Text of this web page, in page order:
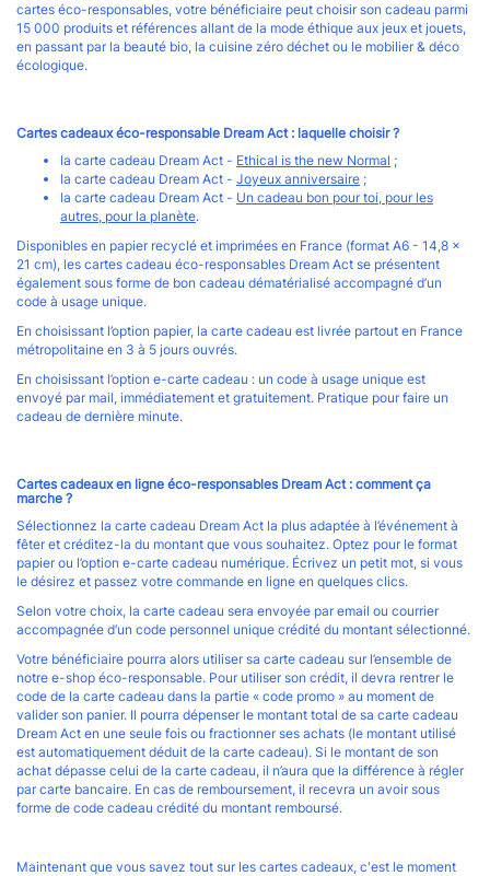
cartes éco-responsables, votre bénéficiaire peut choisir son cadeau parmi
15 000 produits et références allant de la mode éthique aux jeux et jouets,
en passant par la beauté bio, la cuisine zéro déchet ou le mobilier & déco
écologique.
Cartes cadeaux éco-responsable Dream Act : laquelle choisir ?
la carte cadeau Dream Act - Ethical is the new Normal ;
la carte cadeau Dream Act - Joyeux anniversaire ;
la carte cadeau Dream Act - Un cadeau bon pour toi, pour les
autres, pour la planète.
Disponibles en papier recyclé et imprimées en France (format A6 - 14,8 x
21 cm), les cartes cadeau éco-responsables Dream Act se présentent
également sous forme de bon cadeau dématérialisé accompagné d’un
code à usage unique.
En choisissant l’option papier, la carte cadeau est livrée partout en France
métropolitaine en 3 à 5 jours ouvrés.
En choisissant l’option e-carte cadeau : un code à usage unique est
envoyé par mail, immédiatement et gratuitement. Pratique pour faire un
cadeau de dernière minute.
Cartes cadeaux en ligne éco-responsables Dream Act : comment ça
marche ?
Sélectionnez la carte cadeau Dream Act la plus adaptée à l’événement à
fêter et créditez-la du montant que vous souhaitez. Optez pour le format
papier ou l’option e-carte cadeau numérique. Écrivez un petit mot, si vous
le désirez et passez votre commande en ligne en quelques clics.
Selon votre choix, la carte cadeau sera envoyée par email ou courrier
accompagnée d’un code personnel unique crédité du montant sélectionné.
Votre bénéficiaire pourra alors utiliser sa carte cadeau sur l’ensemble de
notre e-shop éco-responsable. Pour utiliser son crédit, il devra rentrer le
code de la carte cadeau dans la partie « code promo » au moment de
valider son panier. Il pourra dépenser le montant total de sa carte cadeau
Dream Act en une seule fois ou fractionner ses achats (le montant utilisé
est automatiquement déduit de la carte cadeau). Si le montant de son
achat dépasse celui de la carte cadeau, il n’aura que la différence à régler
par carte bancaire. En cas de remboursement, il recevra un avoir sous
forme de code cadeau crédité du montant remboursé.
Maintenant que vous savez tout sur les cartes cadeaux, c'est le moment